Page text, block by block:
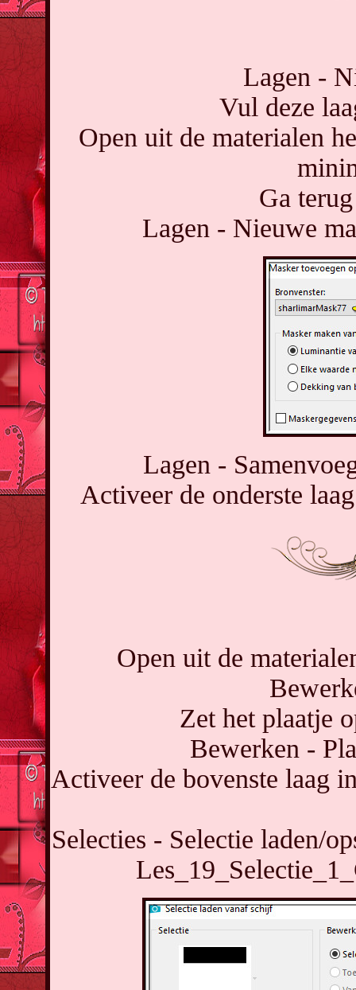
Lagen -
Vul deze
Open uit de materialen
Ga
Lagen - Nieuwe
Lagen -
Activeer de onderste
Open uit de
Zet het plaatje
Bewerken -
Activeer de bovenste laag
Selecties - Selectie laden/